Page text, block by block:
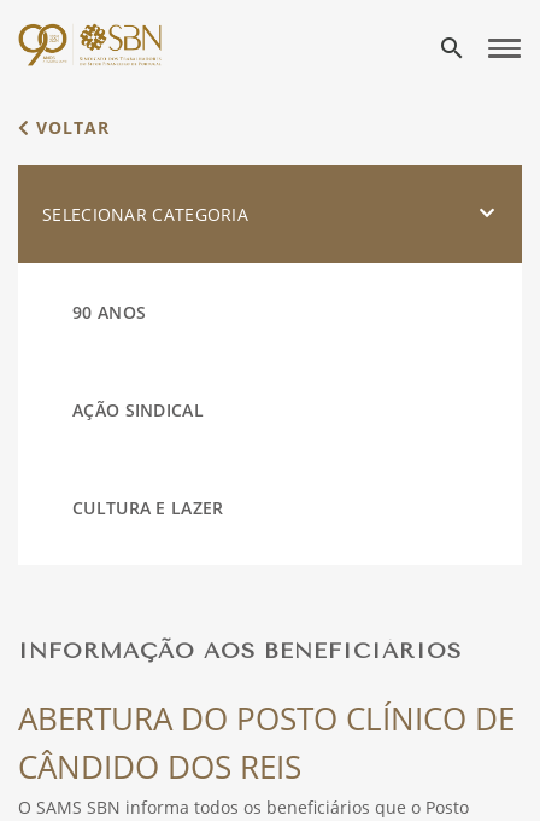
search
VOLTAR
SELECIONAR CATEGORIA
90 ANOS
AÇÃO SINDICAL
CULTURA E LAZER
FÉRIAS
SAÚDE
INFORMAÇÃO AOS BENEFICIÁRIOS
ABERTURA DO POSTO CLÍNICO DE
CÂNDIDO DOS REIS
O SAMS SBN informa todos os beneficiários que o Posto